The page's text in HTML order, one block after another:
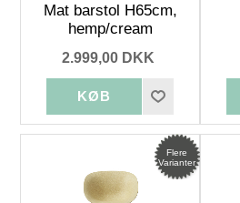
Mat barstol H65cm,
hemp/cream
2.999,00 DKK
Flere
Varianter